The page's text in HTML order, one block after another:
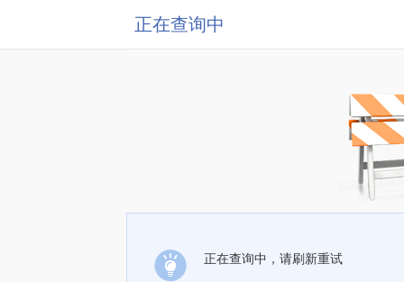
正在查询中
正在查询中，请刷新重试